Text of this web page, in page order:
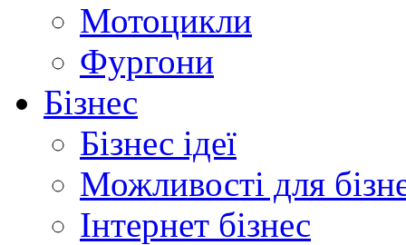
Мотоцикли
Фургони
Бізнес
Бізнес ідеї
Можливості для
Інтернет бізнес